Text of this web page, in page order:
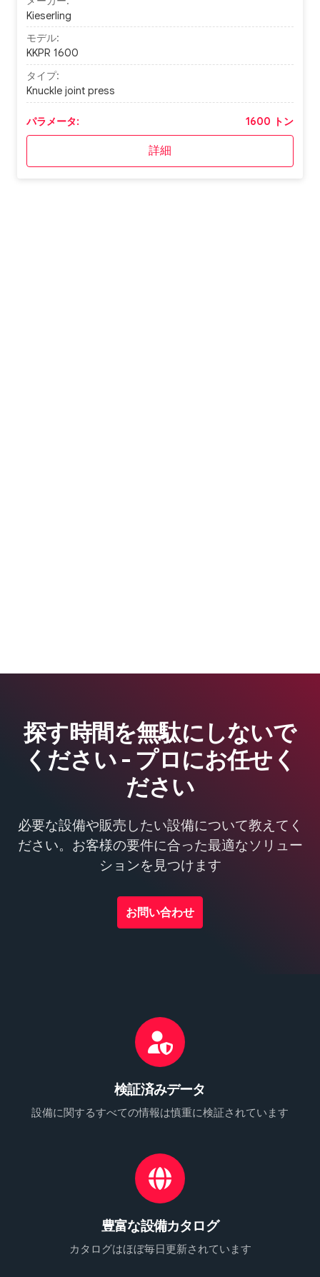
Kieserling
モデル:
KKPR 1600
タイプ:
Knuckle joint press
パラメータ: 1600 トン
詳細
探す時間を無駄にしないで
ください - プロにお任せく
ださい
必要な設備や販売したい設備について教えてく
ださい。お客様の要件に合った最適なソリュー
ションを見つけます
お問い合わせ
検証済みデータ
設備に関するすべての情報は慎重に検証されています
豊富な設備カタログ
カタログはほぼ毎日更新されています